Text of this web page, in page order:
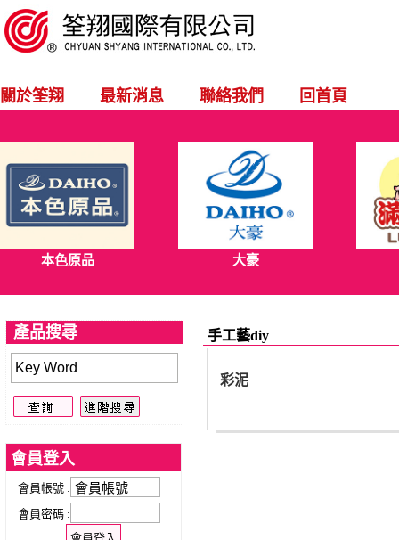
關於筌翔 最新消息 聯絡我們 回首頁
本色原品 大豪
產品搜尋
會員登入
會員帳號 :
會員密碼 :
手工藝diy
彩泥